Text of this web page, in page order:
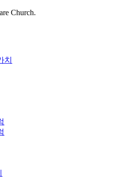
Church.
치